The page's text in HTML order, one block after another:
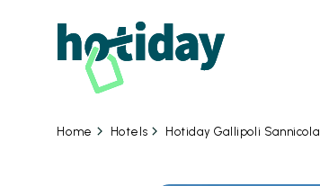
Home Hotels Hotiday Gallipoli Sannicola